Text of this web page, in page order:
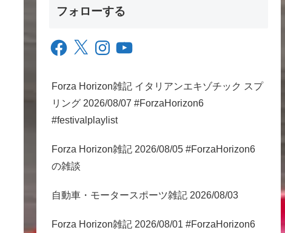
フォローする
Facebook
X InstagramYouTube
Forza Horizon雑記 イタリアンエキゾチック スプ
リング 2026/08/07 #ForzaHorizon6
#festivalplaylist
Forza Horizon雑記 2026/08/05 #ForzaHorizon6
の雑談
自動車・モータースポーツ雑記 2026/08/03
Forza Horizon雑記 2026/08/01 #ForzaHorizon6